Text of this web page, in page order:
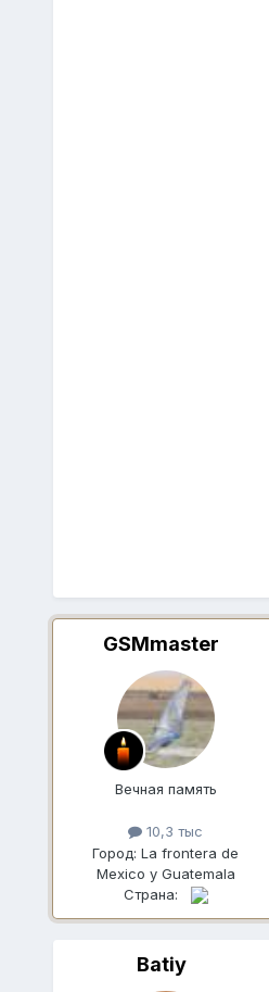
GSMmaster
Вечная память
10,3 тыс
Город:La frontera de
Mexico y Guatemala
Страна:
Batiy